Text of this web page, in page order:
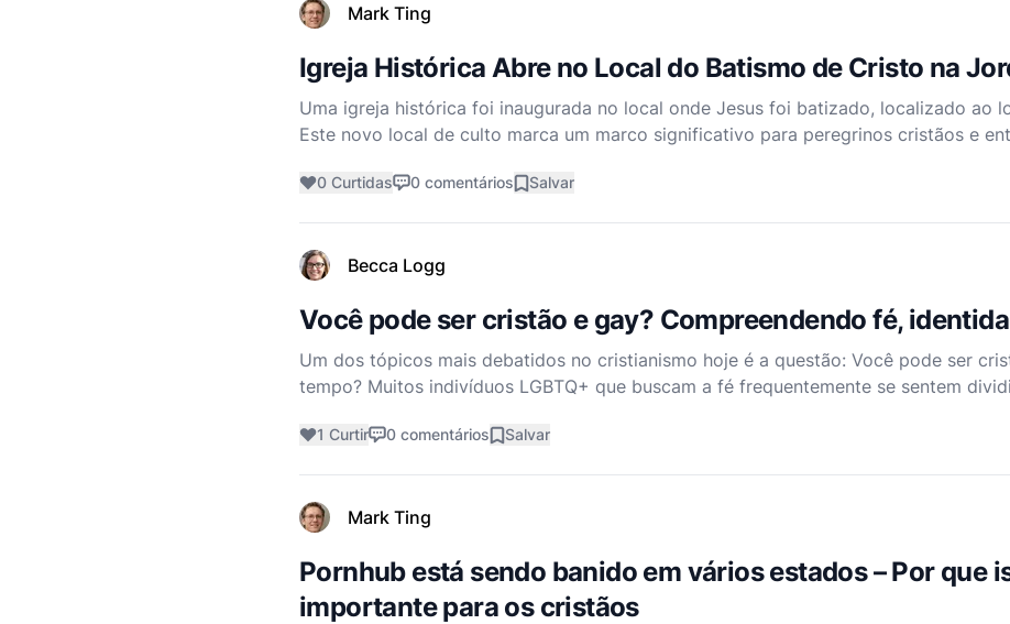
Mark Ting
Igreja Histórica Abre no Local do Batismo de Cristo na
Uma igreja histórica foi inaugurada no local onde Jesus foi batizado, localizado ao
Este novo local de culto marca um marco significativo para peregrinos cristãos e
0 Curtidas 0 comentários Salvar
Becca Logg
Você pode ser cristão e gay? Compreendendo fé,
Um dos tópicos mais debatidos no cristianismo hoje é a questão: Você pode ser
tempo? Muitos indivíduos LGBTQ+ que buscam a fé frequentemente se sentem
enquanto
1 Curtir 0 comentários Salvar
Mark Ting
Pornhub está sendo banido em vários estados – Por que
importante para os cristãos